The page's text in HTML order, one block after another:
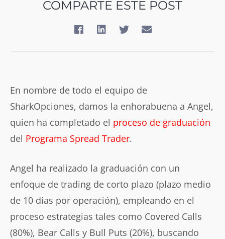
COMPARTE ESTE POST
En nombre de todo el equipo de
SharkOpciones, damos la enhorabuena a Angel,
quien ha completado el proceso de graduación
del Programa Spread Trader.
Angel ha realizado la graduación con un
enfoque de trading de corto plazo (plazo medio
de 10 días por operación), empleando en el
proceso estrategias tales como Covered Calls
(80%), Bear Calls y Bull Puts (20%), buscando